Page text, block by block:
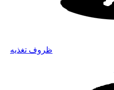
ظروف تغذیه